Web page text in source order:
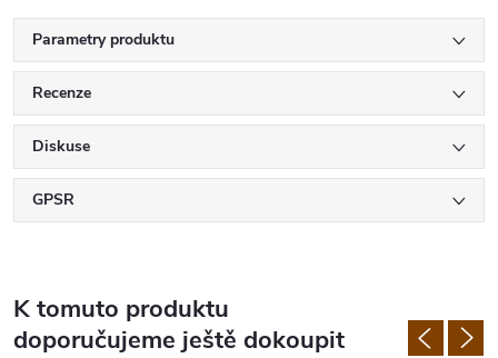
Parametry produktu
Recenze
Diskuse
GPSR
K tomuto produktu
doporučujeme ještě dokoupit